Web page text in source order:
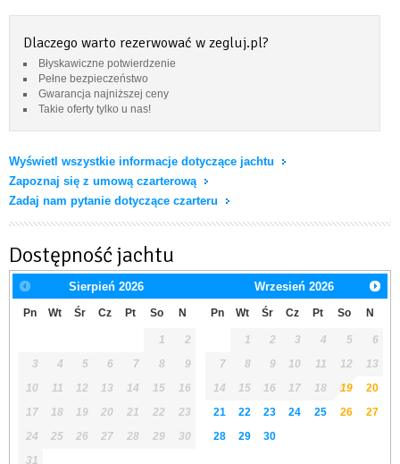
Dlaczego warto rezerwować w zegluj.pl?
Błyskawiczne potwierdzenie
Pełne bezpieczeństwo
Gwarancja najniższej ceny
Takie oferty tylko u nas!
Wyświetl wszystkie informacje dotyczące jachtu
Zapoznaj się z umową czarterową
Zadaj nam pytanie dotyczące czarteru
Dostępność jachtu
Sierpień 2026
Pn Wt Śr Cz Pt So N
1
2
3
4 5 6 7 8
9
10
11 12 13 14 15
16
17
18 19 20 21 22
23
24
25 26 27 28 29
30
31
Wrzesień 2026
Pn Wt Śr Cz Pt So N
1 2 3 4 5
6
7
8 9 10 11 12
13
14
15 16 17 18 19
20
21
22 23 24 25 26
27
28
29 30